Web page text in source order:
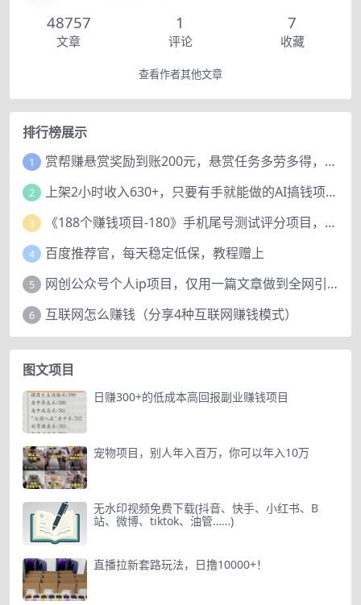
48757
文章
1
评论
7
收藏
查看作者其他文章
排行榜展示
1 赏帮赚悬赏奖励到账200元，悬赏任务多劳多得，人人可做。
2 上架2小时收入630+，只要有手就能做的AI搞钱项目，奶奶看完都能学会!
3 《188个赚钱项目-180》手机尾号测试评分项目，短视频直播日赚200+
4 百度推荐官，每天稳定低保，教程赠上
5 网创公众号个人ip项目，仅用一篇文章做到全网引流！
6 互联网怎么赚钱（分享4种互联网赚钱模式）
图文项目
日赚300+的低成本高回报副业赚钱项目
宠物项目，别人年入百万，你可以年入10万
无水印视频免费下载(抖音、快手、小红书、B
站、微博、tiktok、油管……)
直播拉新套路玩法，日撸10000+！